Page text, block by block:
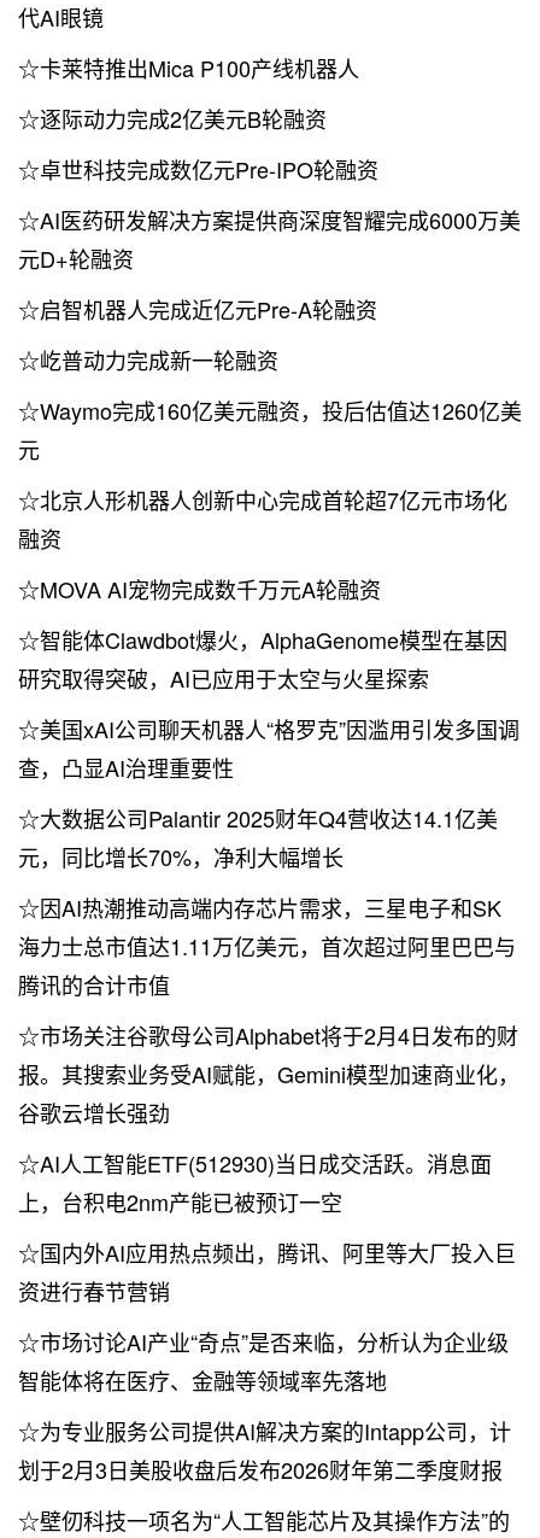
代AI眼镜
☆卡莱特推出Mica P100产线机器人
☆逐际动力完成2亿美元B轮融资
☆卓世科技完成数亿元Pre-IPO轮融资
☆AI医药研发解决方案提供商深度智耀完成6000万美
元D+轮融资
☆启智机器人完成近亿元Pre-A轮融资
☆屹普动力完成新一轮融资
☆Waymo完成160亿美元融资，投后估值达1260亿美
元
☆北京人形机器人创新中心完成首轮超7亿元市场化
融资
☆MOVA AI宠物完成数千万元A轮融资
☆智能体Clawdbot爆火，AlphaGenome模型在基因
研究取得突破，AI已应用于太空与火星探索
☆美国xAI公司聊天机器人“格罗克”因滥用引发多国调
查，凸显AI治理重要性
☆大数据公司Palantir 2025财年Q4营收达14.1亿美
元，同比增长70%，净利大幅增长
☆因AI热潮推动高端内存芯片需求，三星电子和SK
海力士总市值达1.11万亿美元，首次超过阿里巴巴与
腾讯的合计市值
☆市场关注谷歌母公司Alphabet将于2月4日发布的财
报。其搜索业务受AI赋能，Gemini模型加速商业化，
谷歌云增长强劲
☆AI人工智能ETF(512930)当日成交活跃。消息面
上，台积电2nm产能已被预订一空
☆国内外AI应用热点频出，腾讯、阿里等大厂投入巨
资进行春节营销
☆市场讨论AI产业“奇点”是否来临，分析认为企业级
智能体将在医疗、金融等领域率先落地
☆为专业服务公司提供AI解决方案的Intapp公司，计
划于2月3日美股收盘后发布2026财年第二季度财报
☆壁仞科技一项名为“人工智能芯片及其操作方法”的